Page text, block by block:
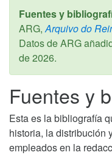
Fuentes y
ARG, Arquivo do
Datos de ARG
de 2026.
Fuentes y
Esta es la bibliografía
historia, la distribución
empleados en la